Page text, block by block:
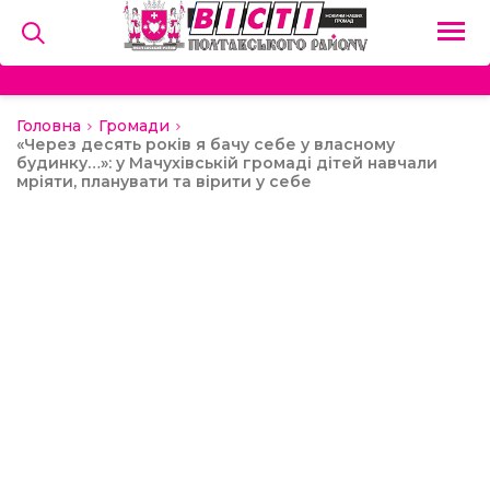
Головна
Громади
«Через десять років я бачу себе у власному
будинку…»: у Мачухівській громаді дітей навчали
мріяти, планувати та вірити у себе